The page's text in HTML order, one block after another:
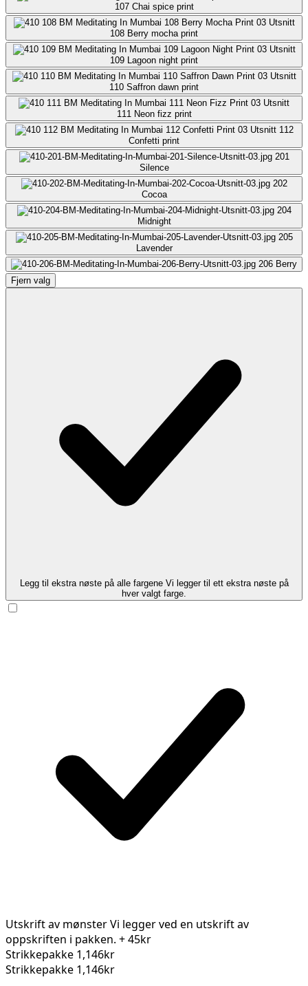
107 Chai spice print
108 Berry mocha print
109 Lagoon night print
110 Saffron dawn print
111 Neon fizz print
112
Confetti print
201
Silence
202
Cocoa
204
Midnight
205
Lavender
206 Berry
Fjern valg
Legg til ekstra nøste på alle fargene Vi legger til ett ekstra nøste på
hver valgt farge.
Utskrift av mønsterVi legger ved en utskrift av
oppskriften i pakken. + 45kr
Strikkepakke 1,146kr
Strikkepakke 1,146kr